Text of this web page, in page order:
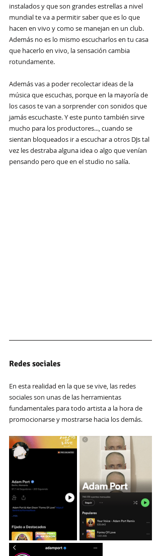
instalados y que son grandes estrellas a nivel
mundial te va a permitir saber que es lo que
hacen en vivo y como se manejan en un club.
Además no es lo mismo escucharlos en tu casa
que hacerlo en vivo, la sensación cambia
rotundamente.
Además vas a poder recolectar ideas de la
música que escuchas, porque en la mayoría de
los casos te van a sorprender con sonidos que
jamás escuchaste. Y este punto también sirve
mucho para los productores..., cuando se
sientan bloqueados ir a escuchar a otros DJs tal
vez les destraba alguna idea o algo que venían
pensando pero que en el studio no salía.
Redes sociales
En esta realidad en la que se vive, las redes
sociales son unas de las herramientas
fundamentales para todo artista a la hora de
promocionarse y mostrarse hacia los demás.